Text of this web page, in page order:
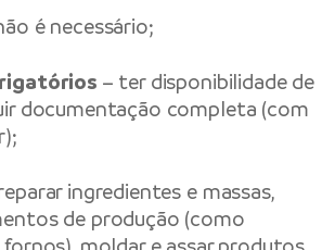
é necessário;
– ter disponibilidade de
documentação completa (com
ingredientes e massas,
de produção (como